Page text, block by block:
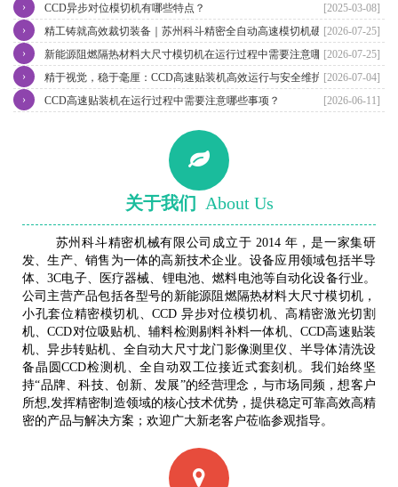
[2025-03-08]
CCD异步对位模切机有哪些特点？
›
[2026-07-25]
精工铸就高效裁切装备｜苏州科斗精密全自动高速模切机硬核优势全
面解析
›
[2026-07-25]
新能源阻燃隔热材料大尺寸模切机在运行过程中需要注意哪些事项？
›
[2026-07-04]
精于视觉，稳于毫厘：CCD高速贴装机高效运行与安全维护指南
›
[2026-06-11]
CCD高速贴装机在运行过程中需要注意哪些事项？
›
关于我们 About Us
苏州科斗精密机械有限公司成立于 2014 年，是一家集研
发、生产、销售为一体的高新技术企业。设备应用领域包括半导
体、3C电子、医疗器械、锂电池、燃料电池等自动化设备行业。
公司主营产品包括各型号的新能源阻燃隔热材料大尺寸模切机，
小孔套位精密模切机、CCD 异步对位模切机、高精密激光切割
机、CCD对位吸贴机、辅料检测剔料补料一体机、CCD高速贴装
机、异步转贴机、全自动大尺寸龙门影像测里仪、半导体清洗设
备晶圆CCD检测机、全自动双工位接近式套刻机。我们始终坚
持“品牌、科技、创新、发展”的经营理念，与市场同频，想客户
所想,发挥精密制造领域的核心技术优势，提供稳定可靠高效高精
密的产品与解决方案；欢迎广大新老客户莅临参观指导。